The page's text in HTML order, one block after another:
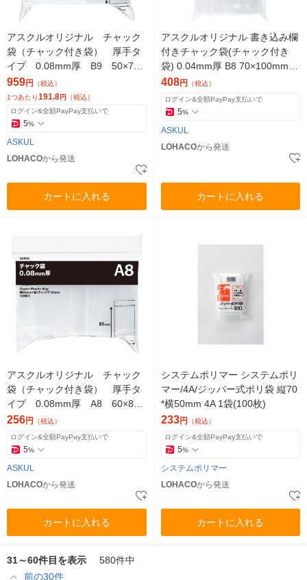
アスクルオリジナル チャック
袋（チャック付き袋） 厚手タ
イプ 0.08mm厚 B9 50×70
mm 1セット（500枚：100枚
入×5袋） オリジナル
959円
（税込）
1つあたり191.8円 （税込）
ログイン&全額PayPay支払いで
5%
ASKUL
LOHACOから発送
カートに入れる
アスクルオリジナル 書き込み欄
付きチャック袋(チャック付き
袋) 0.04mm厚 B8 70×100mm
マット印刷 1袋（200枚入） オ
リジナル
408円 （税込）
ログイン&全額PayPay支払いで
5%
ASKUL
LOHACOから発送
カートに入れる
アスクルオリジナル チャック
袋（チャック付き袋） 厚手タ
イプ 0.08mm厚 A8 60×85
mm 1袋（100枚入） オリジナ
ル
256円 （税込）
ログイン&全額PayPay支払いで
5%
ASKUL
LOHACOから発送
カートに入れる
システムポリマー システムポリ
マー/4A/ジッパー式ポリ袋 縦70
*横50mm 4A 1袋(100枚)
233円 （税込）
ログイン&全額PayPay支払いで
5%
システムポリマー
LOHACOから発送
カートに入れる
31～60件目を表示
580件中
前の30件